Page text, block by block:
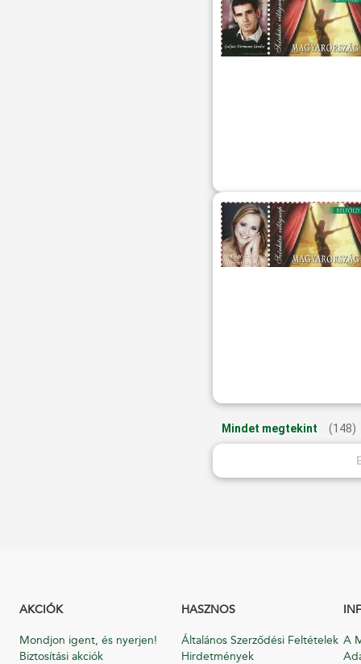
Mindet megtekint (148)
AKCIÓK
Mondjon igent, és nyerjen!
Biztosítási akciók
HASZNOS
Általános Szerződési Feltételek
Hirdetmények
A